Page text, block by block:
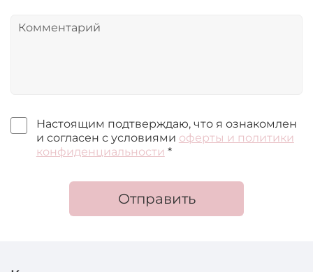
Настоящим подтверждаю, что я ознакомлен
и согласен с условиями оферты и политики
конфиденциальности *
Отправить